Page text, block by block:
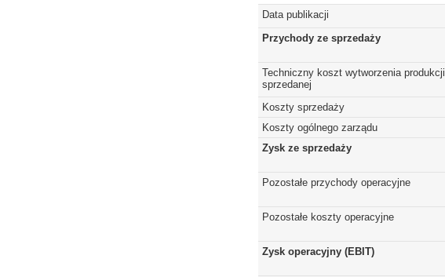
Data publikacji
Przychody ze sprzedaży
Techniczny koszt wytworzenia produkcji
sprzedanej
Koszty sprzedaży
Koszty ogólnego zarządu
Zysk ze sprzedaży
Pozostałe przychody operacyjne
Pozostałe koszty operacyjne
Zysk operacyjny (EBIT)